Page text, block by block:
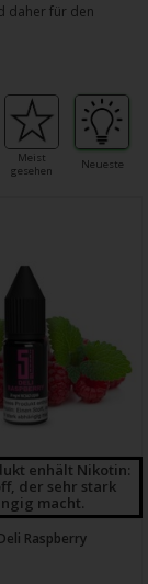
daher für den
Meist
gesehen
Neueste
enhält Nikotin:
der sehr stark
macht.
Raspberry